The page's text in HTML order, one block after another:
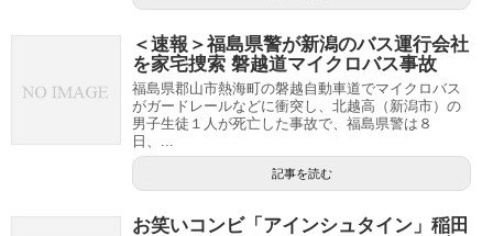
＜速報＞福島県警が新潟のバス運行会社
を家宅捜索 磐越道マイクロバス事故
福島県郡山市熱海町の磐越自動車道でマイクロバス
がガードレールなどに衝突し、北越高（新潟市）の
男子生徒１人が死亡した事故で、福島県警は８
日、...
記事を読む
お笑いコンビ「アインシュタイン」稲田